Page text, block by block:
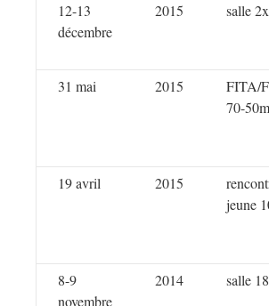
12-13
décembre
2015 salle
31 mai 2015
FITA/
70-50m
19 avril
2015
jeune
8-9
novembre
2014 salle